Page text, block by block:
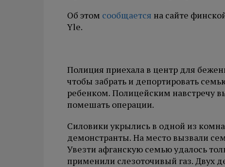
Об этом сообщается на сайте
Yle.
Полиция приехала в центр для
чтобы забрать и депортировать
ребенком. Полицейским навстречу
помешать операции.
Силовики укрылись в одной из
демонстранты. На место вызвали
Увезти афганскую семью удалось
применили слезоточивый газ. Двух